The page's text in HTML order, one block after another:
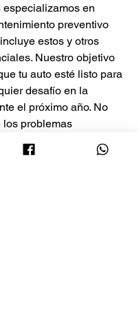
especializamos en
preventivo
estos y otros
Nuestro objetivo
tu auto esté listo para
desafío en la
el próximo año. No
los problemas
tu cita en Midas y
con un vehículo